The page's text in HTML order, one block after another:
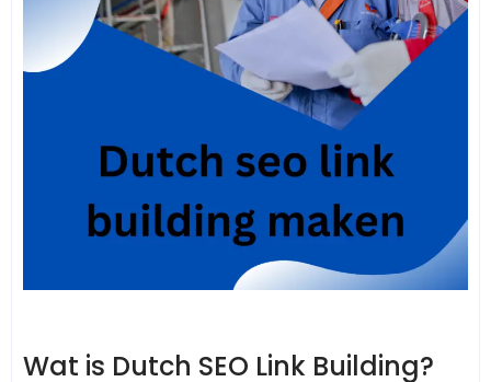
Wat is Dutch SEO Link Building?